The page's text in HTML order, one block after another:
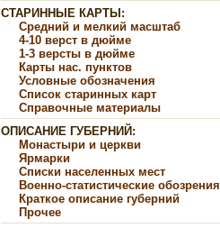
СТАРИННЫЕ КАРТЫ:
Средний и мелкий масштаб
4-10 верст в дюйме
1-3 версты в дюйме
Карты нас. пунктов
Условные обозначения
Список старинных карт
Справочные материалы
ОПИСАНИЕ ГУБЕРНИЙ:
Монастыри и церкви
Ярмарки
Списки населенных мест
Военно-статистические обозрения
Краткое описание губерний
Прочее